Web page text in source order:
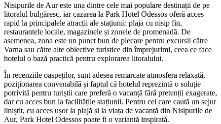
Nisipurile de Aur este una dintre cele mai populare destinații de pe
litoralul bulgăresc, iar cazarea la Park Hotel Odessos oferă acces
rapid la principalele atracții ale stațiunii: plaja cu nisip fin,
restaurantele locale, magazinele și zonele de promenadă. De
asemenea, zona este un punct bun de plecare pentru excursii către
Varna sau către alte obiective turistice din împrejurimi, ceea ce face
hotelul o bază practică pentru explorarea litoralului.
În recenziile oaspeților, sunt adesea remarcate atmosfera relaxată,
poziționarea convenabilă și faptul că hotelul reprezintă o soluție
potrivită pentru turiștii care preferă o vacanță fără pretenții exagerate,
dar cu acces bun la facilitățile stațiunii. Pentru cei care caută un sejur
liniștit, cu acces ușor la plajă și la viața de vacanță din Nisipurile de
Aur, Park Hotel Odessos poate fi o variantă inspirată.